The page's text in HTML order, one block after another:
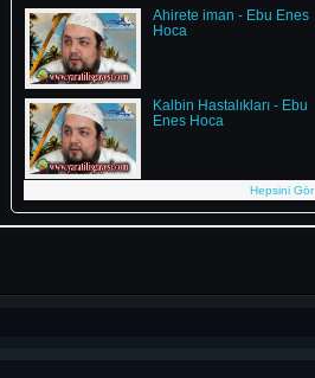
Ahirete iman - Ebu Enes
Hoca
Kalbin Hastalıkları - Ebu
Enes Hoca
Hepsini Gör